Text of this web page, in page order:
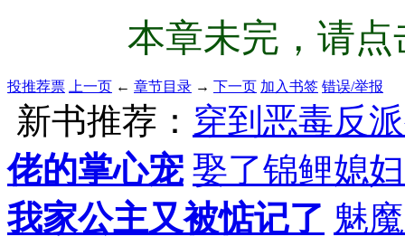
本章未完，请
投推荐票 上一页 ← 章节目录 → 下一页 加入书签 错误/举报
新书推荐： 穿到恶毒反
佬的掌心宠 娶了锦鲤媳
我家公主又被惦记了 魅